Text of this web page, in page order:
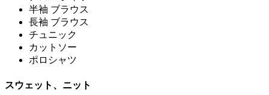
半袖 ブラウス
長袖 ブラウス
チュニック
カットソー
ポロシャツ
スウェット、ニット